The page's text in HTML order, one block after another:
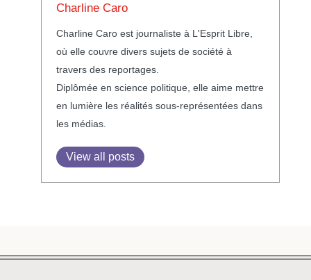
Charline Caro
Charline Caro est journaliste à L'Esprit Libre,
où elle couvre divers sujets de société à
travers des reportages.
Diplômée en science politique, elle aime mettre
en lumière les réalités sous-représentées dans
les médias.
View all posts